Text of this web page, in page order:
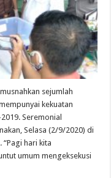
sejumlah
kekuatan
Seremonial
Selasa (2/9/2020) di
“Pagi hari kita
umum mengeksekusi